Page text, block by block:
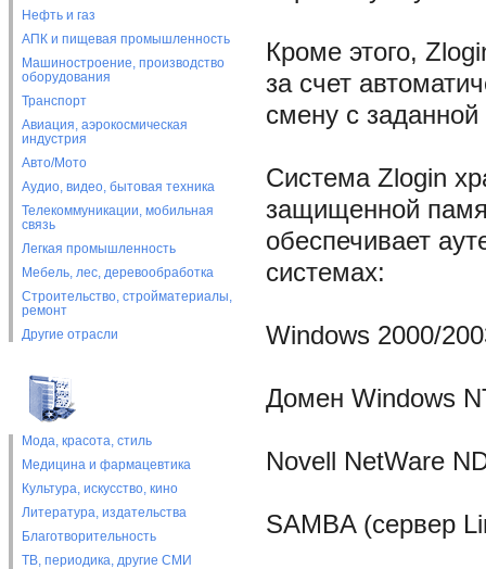
Нефть и газ
АПК и пищевая промышленность
Машиностроение, производство
оборудования
Транспорт
Авиация, аэрокосмическая
индустрия
Авто/Мото
Аудио, видео, бытовая техника
Телекоммуникации, мобильная
связь
Легкая промышленность
Мебель, лес, деревообработка
Строительство, стройматериалы,
ремонт
Другие отрасли
Мода, красота, стиль
Медицина и фармацевтика
Культура, искусство, кино
Литература, издательства
Благотворительность
ТВ, периодика, другие СМИ
Кроме этого,
за счет
смену с
Система Zlogin
защищенной
обеспечивает
системах:
Windows 2000/
Домен Windows
Novell NetWare
SAMBA (сервер